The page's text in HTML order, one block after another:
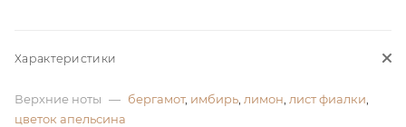
Характеристики
Верхние ноты — бергамот, имбирь лимон лист фиалки
цветок апельсина